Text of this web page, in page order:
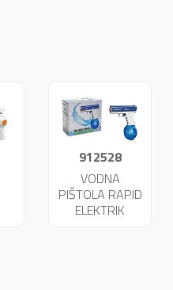
912528
VODNA
PIŠTOLA RAPID
ELEKTRIK